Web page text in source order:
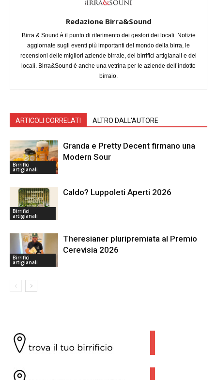
Redazione Birra&Sound
Birra & Sound è il punto di riferimento dei gestori dei locali. Notizie
aggiornate sugli eventi più importanti del mondo della birra, le
recensioni delle migliori aziende birraie, dei birrifici artigianali e dei
locali. Birra&Sound è anche una vetrina per le aziende dell’indotto
birraio.
ARTICOLI CORRELATI ALTRO DALL'AUTORE
Birrifici
artigianali
Granda e Pretty Decent firmano una
Modern Sour
Birrifici
artigianali
Caldo? Luppoleti Aperti 2026
Birrifici
artigianali
Theresianer pluripremiata al Premio
Cerevisia 2026